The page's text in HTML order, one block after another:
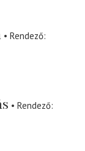
Rendező
Rendező